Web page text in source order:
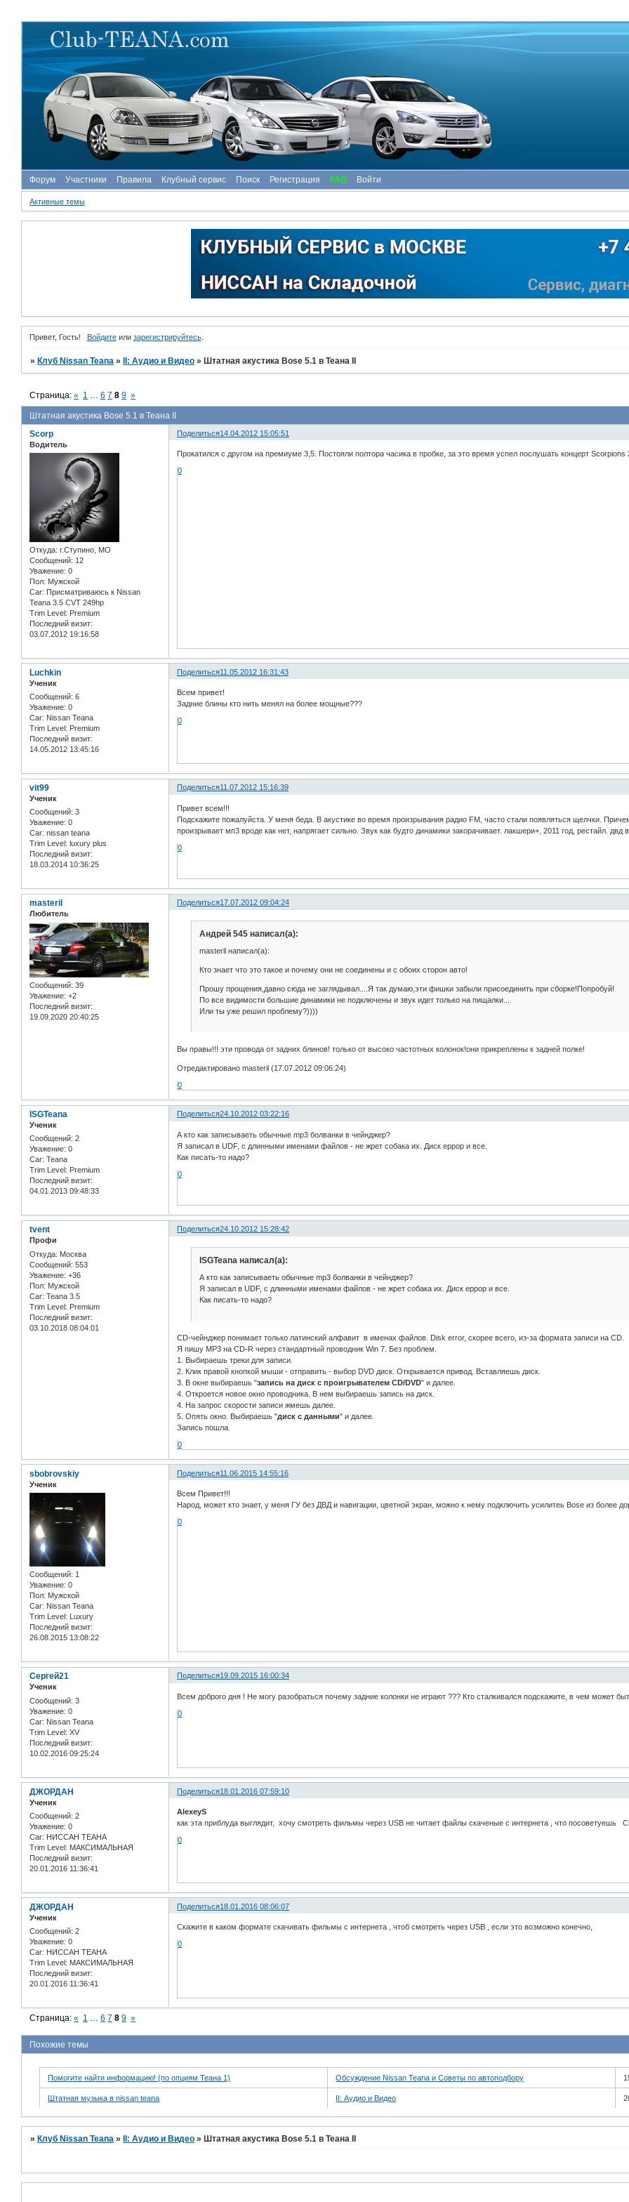
Форум Участники Правила Клубный сервис Поиск Регистрация FAQ Войти
Активные темы
Привет, Гость! Войдитеили зарегистрируйтесь.
» Клуб Nissan Teana » II: Аудио и Bидео » Штатная акустика Bose 5.1 в Теана II
Штатная акустика Bose 5.1 в Теана II
Страница:« 1 6 7 8 9 »
Поделиться14.04.2012 15:05:51
Scorp
Водитель
Откуда: г.Ступино, МО
Сообщений: 12
Уважение: 0
Пол: Мужской
Car: Присматриваюсь к Nissan
Teana 3.5 CVT 249hp
Trim Level: Premium
Последний визит:
03.07.2012 19:16:58
Прокатился с другом на премиуме 3,5. Постояли полтора часика в пробке, за это время успел послушать концерт
0
Поделиться11.05.2012 16:31:43
Luchkin
Ученик
Сообщений: 6
Уважение: 0
Car: Nissan Teana
Trim Level: Premium
Последний визит:
14.05.2012 13:45:16
Всем привет!
Задние блины кто нить менял на более мощные???
0
Поделиться11.07.2012 15:16:39
vit99
Ученик
Сообщений: 3
Уважение: 0
Car: nissan teana
Trim Level: luxury plus
Последний визит:
18.03.2014 10:36:25
Привет всем!!!
Подскажите пожалуйста. У меня беда. В акустике во время произрывания радио FM, часто стали появляться щелчки.
произрывает мп3 вроде как нет, напрягает сильно. Звук как будто динамики закорачивает. лакшери+, 2011 год, рестайл. двд
0
Поделиться17.07.2012 09:04:24
masteril
Любитель
Сообщений: 39
Уважение: +2
Последний визит:
19.09.2020 20:40:25
Андрей 545 написал(а):
masteril написал(а):
Кто знает что это такое и почему они не соединены и с обоих сторон авто!
Прошу прощения,давно сюда не заглядывал....Я так думаю,эти фишки забыли присоединить при сборке!Попробуй!
По все видимости большие динамики не подключены и звук идет только на пищалки...
Или ты уже решил проблему?))))
Вы правы!!! эти провода от задних блинов! только от высоко частотных колонок!они прикреплены к задней полке!
Отредактировано masteril (17.07.2012 09:06:24)
0
Поделиться24.10.2012 03:22:16
ISGTeana
Ученик
Сообщений: 2
Уважение: 0
Car: Teana
Trim Level: Premium
Последний визит:
04.01.2013 09:48:33
А кто как записываеть обычные mp3 болванки в чейнджер?
Я записал в UDF, с длинными именами файлов - не жрет собака их. Диск еррор и все.
Как писать-то надо?
0
Поделиться24.10.2012 15:28:42
tvent
Профи
Откуда: Москва
Сообщений: 553
Уважение: +36
Пол: Мужской
Car: Teana 3.5
Trim Level: Premium
Последний визит:
03.10.2018 08:04:01
ISGTeana написал(а):
А кто как записываеть обычные mp3 болванки в чейнджер?
Я записал в UDF, с длинными именами файлов - не жрет собака их. Диск еррор и все.
Как писать-то надо?
CD-чейнджер понимает только латинский алфавит в именах файлов. Disk error, скорее всего, из-за формата записи на CD.
Я пишу MP3 на CD-R через стандартный проводник Win 7. Без проблем.
1. Выбираешь треки для записи.
2. Клик правой кнопкой мыши - отправить - выбор DVD диск. Открывается привод. Вставляешь диск.
3. В окне выбираешь "запись на диск с проигрывателем CD/DVD" и далее.
4. Откроется новое окно проводника. В нем выбираешь запись на диск.
4. На запрос скорости записи жмешь далее.
5. Опять окно. Выбираешь "диск с данными" и далее.
Запись пошла.
0
Поделиться11.06.2015 14:55:16
sbobrovskiy
Ученик
Сообщений: 1
Уважение: 0
Пол: Мужской
Car: Nissan Teana
Trim Level: Luxury
Последний визит:
26.08.2015 13:08:22
Всем Привет!!!
Народ, может кто знает, у меня ГУ без ДВД и навигации, цветной экран, можно к нему подключить усилитеь Bose из более
0
Поделиться19.09.2015 16:00:34
Сергей21
Ученик
Сообщений: 3
Уважение: 0
Car: Nissan Teana
Trim Level: XV
Последний визит:
10.02.2016 09:25:24
Всем доброго дня ! Не могу разобраться почему задние колонки не играют ??? Кто сталкивался подскажите, в чем может
0
Поделиться18.01.2016 07:59:10
ДЖОРДАН
Ученик
Сообщений: 2
Уважение: 0
Car: НИССАН ТЕАНА
Trim Level: МАКСИМАЛЬНАЯ
Последний визит:
20.01.2016 11:36:41
AlexeyS
как эта приблуда выглядит, хочу смотреть фильмы через USB не читает файлы скаченые с интернета , что посоветуешь
0
Поделиться18.01.2016 08:06:07
ДЖОРДАН
Ученик
Сообщений: 2
Уважение: 0
Car: НИССАН ТЕАНА
Trim Level: МАКСИМАЛЬНАЯ
Последний визит:
20.01.2016 11:36:41
Скажите в каком формате скачивать фильмы с интернета , чтоб смотреть через USB , если это возможно конечно,
0
Страница:« 1 … 6 7 8 9 »
Похожие темы
Помогите найти информацию! (по опциям Теана 1) Обсуждение Nissan Teana и Советы по автоподбору
Штатная музыка в nissan teana II: Аудио и Bидео
»Клуб Nissan Teana »II: Аудио и Bидео »Штатная акустика Bose 5.1 в Теана II